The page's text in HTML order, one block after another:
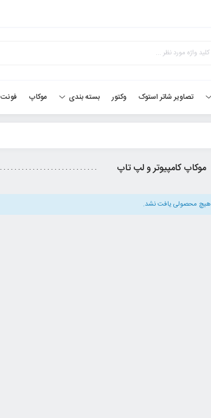
تصاویر شاتر استوک وکتور بسته بندی موکاپ فونت
موکاپ کامپیوتر و لپ تاپ
هیچ محصولی یافت نشد.